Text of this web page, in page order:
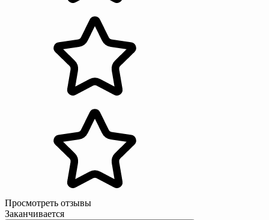
Просмотреть отзывы
Заканчивается